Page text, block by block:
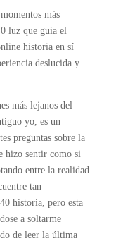
más
luz que guía el
historia en sí
deslucida y
más lejanos del
yo, es un
preguntas sobre la
hizo sentir como si
entre la realidad
tan
historia, pero esta
a soltarme
de leer la última